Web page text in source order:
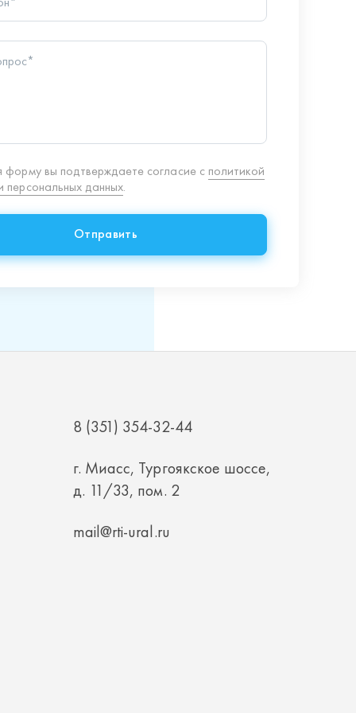
персональных данных
д. 11/33, пом. 2
mail@rti-ural.ru